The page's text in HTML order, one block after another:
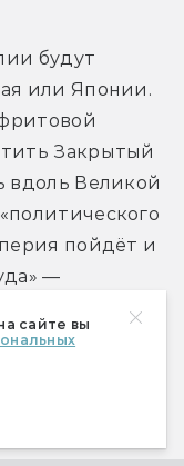
сайте вы
будут
или Японии.
Закрытый
вдоль Великой
пойдёт и
—
близка, а